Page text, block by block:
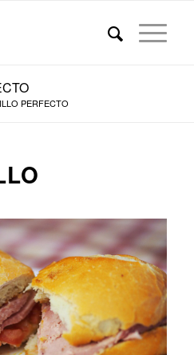
PERFECTO